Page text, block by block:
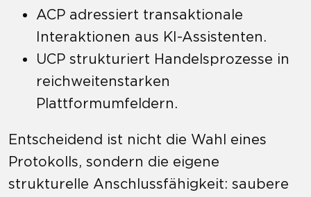
ACP adressiert transaktionale
Interaktionen aus KI-Assistenten.
UCP strukturiert Handelsprozesse in
reichweitenstarken
Plattformumfeldern.
Entscheidend ist nicht die Wahl eines
Protokolls, sondern die eigene
strukturelle Anschlussfähigkeit: saubere